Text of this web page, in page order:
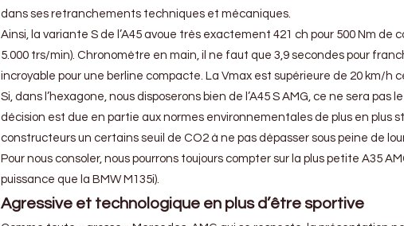
dans ses retranchements techniques et mécaniques.
Ainsi, la variante S de l’A45 avoue très exactement 421 ch pour 500 Nm de
5.000 trs/min). Chronomètre en main, il ne faut que 3,9 secondes pour
incroyable pour une berline compacte. La Vmax est supérieure de 20 km/h
Si, dans l’hexagone, nous disposerons bien de l’A45 S AMG, ce ne sera pas
décision est due en partie aux normes environnementales de plus en plus
constructeurs un certains seuil de CO2 à ne pas dépasser sous peine de
Pour nous consoler, nous pourrons toujours compter sur la plus petite A35
puissance que la BMW M135i).
Agressive et technologique en plus d’être sportive